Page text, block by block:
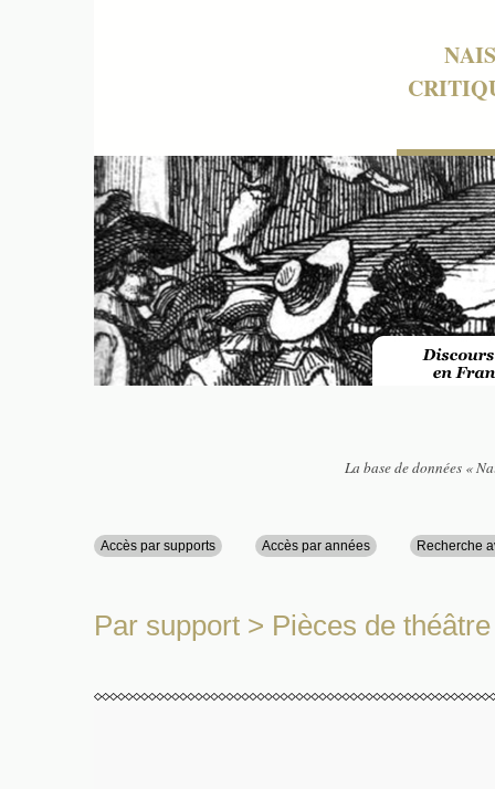
La base de données «
Accès par supports Accès par années Recherche
Par support > Pièces de théâtre